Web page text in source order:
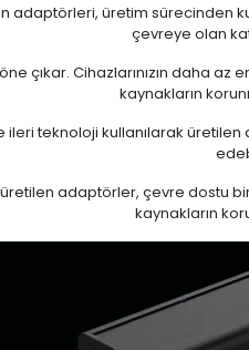
adaptörleri, üretim sürecinden
çevreye olan
çıkar. Cihazlarınızın daha az
kaynakların
teknoloji kullanılarak üretilen
adaptörler, çevre dostu bir
kaynakların